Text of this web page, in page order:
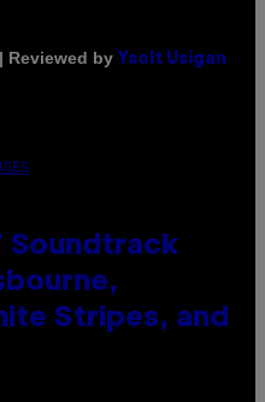
| Reviewed by Ysolt Usigan
Soundtrack
Stripes, and